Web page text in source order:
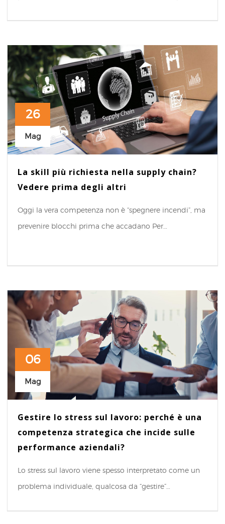
26
Mag
La skill più richiesta nella supply chain?
Vedere prima degli altri
Oggi la vera competenza non è “spegnere incendi”, ma
prevenire blocchi prima che accadano Per…
06
Mag
Gestire lo stress sul lavoro: perché è una
competenza strategica che incide sulle
performance aziendali?
Lo stress sul lavoro viene spesso interpretato come un
problema individuale, qualcosa da “gestire”…